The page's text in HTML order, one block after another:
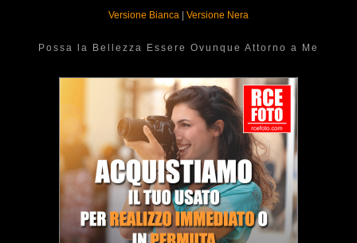
Versione Bianca
Versione Nera
Possa la Bellezza Essere Ovunque Attorno a Me